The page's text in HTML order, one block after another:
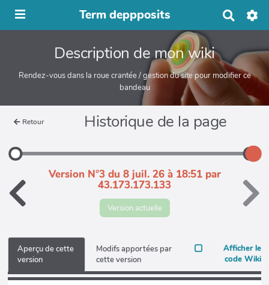
Term deppposits
e
r
c
e
Description de mon wiki
Rendez-vous dans la roue crantée / gestion du site pour modifier ce
bandeau
Retour Historique de la page
Version N°3 du 8 juil. 26 à 18:51 par
43.173.173.133
Version actuelle
Aperçu de cette
version
Modifs apportées par
cette version
Afficher le
code Wiki